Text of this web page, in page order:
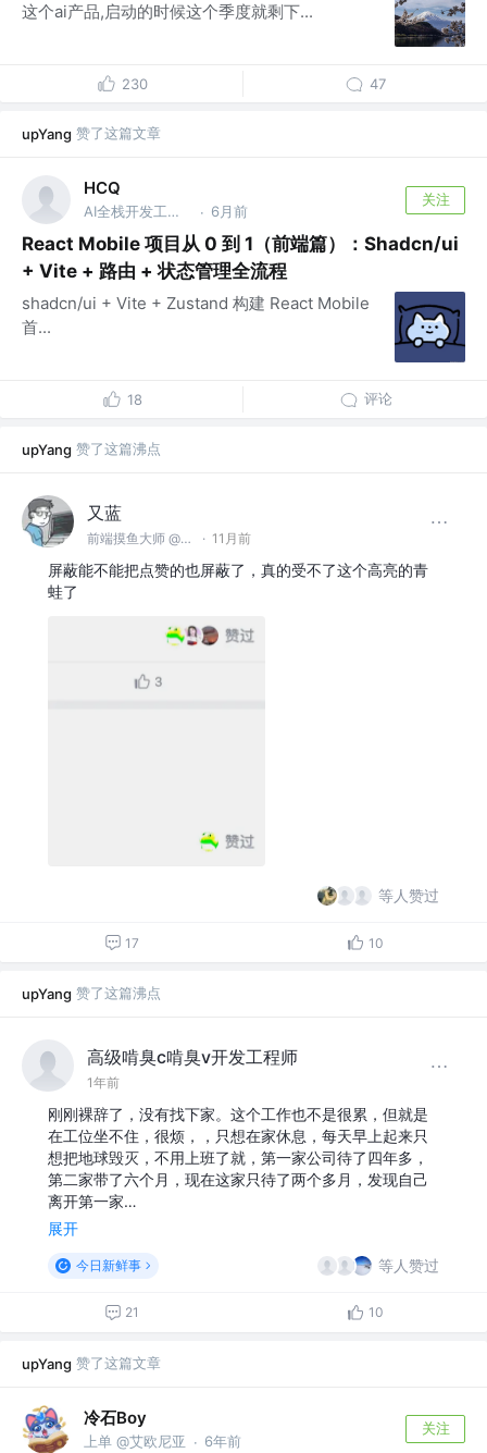
这个ai产品,启动的时候这个季度就剩下...
230 47
upYang 赞了这篇文章
HCQ
AI全栈开发工程师 · 6月前
关注
React Mobile 项目从 0 到 1（前端篇）：Shadcn/ui
+ Vite + 路由 + 状态管理全流程
shadcn/ui + Vite + Zustand 构建 React Mobile
首...
18 评论
upYang 赞了这篇沸点
又蓝
前端摸鱼大师 @字节心动科技有限公司 · 11月前
屏蔽能不能把点赞的也屏蔽了，真的受不了这个高亮的青
蛙了
等人赞过
17 10
upYang 赞了这篇沸点
高级啃臭c啃臭v开发工程师
1年前
刚刚裸辞了，没有找下家。这个工作也不是很累，但就是
在工位坐不住，很烦，，只想在家休息，每天早上起来只
想把地球毁灭，不用上班了就，第一家公司待了四年多，
第二家带了六个月，现在这家只待了两个多月，发现自己
离开第一家…
展开
今日新鲜事 等人赞过
21 10
upYang 赞了这篇文章
冷石Boy
上单 @艾欧尼亚 · 6年前
关注